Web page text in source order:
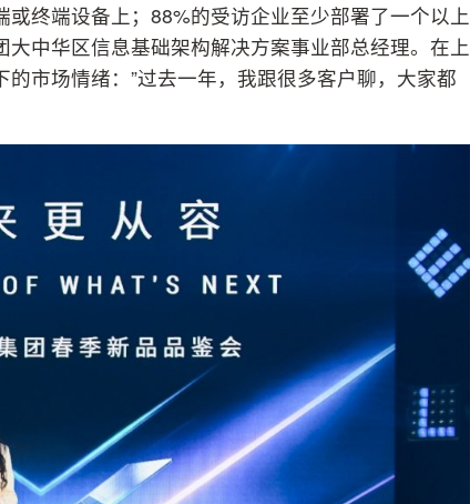
终端设备上；88%的受访企业至少部署了一个以上
中华区信息基础架构解决方案事业部总经理。在上
市场情绪：”过去一年，我跟很多客户聊，大家都